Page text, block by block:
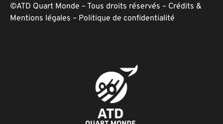
©ATD Quart Monde – Tous droits réservés – Crédits &
Mentions légales – Politique de confidentialité